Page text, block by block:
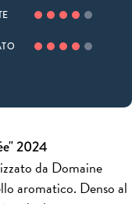
2024
da Domaine
aromatico. Denso al